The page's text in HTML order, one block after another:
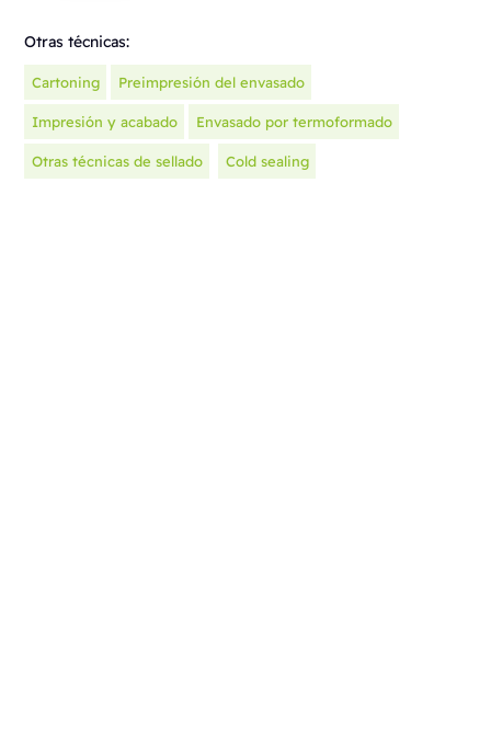
Otras técnicas:
Cartoning Preimpresión del envasado
Impresión y acabado Envasado por termoformado
Otras técnicas de sellado Cold sealing